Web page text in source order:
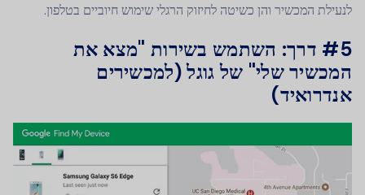
לנעילת המכשיר והן כשיטה לחיזוק הרגלי שימוש חיוביים בטלפון.
#5 דרך:
השתמש בשירות "מצא את
המכשיר שלי" של גוגל (למכשירים
אנדרואיד)